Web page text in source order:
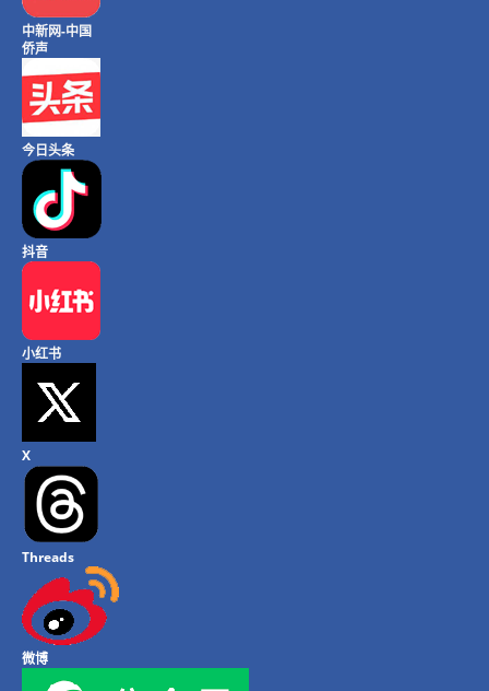
中新网-中国
侨声
今日头条
抖音
小红书
X
Threads
微博